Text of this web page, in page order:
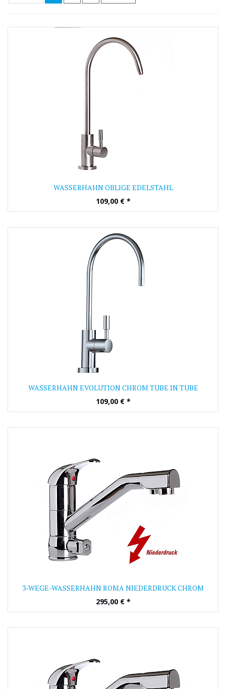
WASSERHAHN OBLIGE EDELSTAHL
109,00€ *
WASSERHAHN EVOLUTION CHROM TUBE IN TUBE
109,00€ *
3-WEGE-WASSERHAHN ROMA NIEDERDRUCK CHROM
295,00€ *